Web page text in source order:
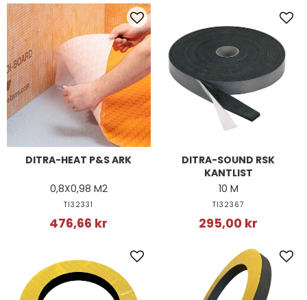
DITRA-HEAT P&S ARK
0,8X0,98 M2
TI32331
476,66 kr
DITRA-SOUND RSK
KANTLIST
10 M
TI32367
295,00 kr